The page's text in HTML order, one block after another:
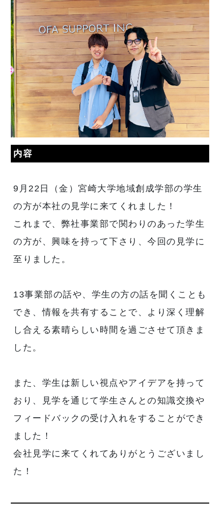
内容
9月22日（金）宮崎大学地域創成学部の学生
の方が本社の見学に来てくれました！
これまで、弊社事業部で関わりのあった学生
の方が、興味を持って下さり、今回の見学に
至りました。
13事業部の話や、学生の方の話を聞くことも
でき、情報を共有することで、より深く理解
し合える素晴らしい時間を過ごさせて頂きま
した。
また、学生は新しい視点やアイデアを持って
おり、見学を通じて学生さんとの知識交換や
フィードバックの受け入れをすることができ
ました！
会社見学に来てくれてありがとうございまし
た！